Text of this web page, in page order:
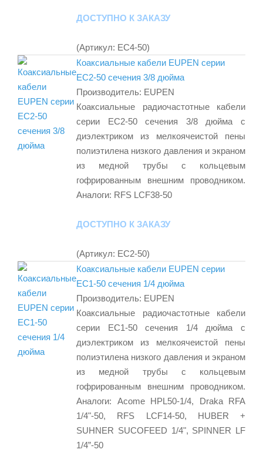
ДОСТУПНО К ЗАКАЗУ
(Артикул: EC4-50)
Коаксиальные кабели EUPEN серии
EC2-50 сечения 3/8 дюйма
Производитель: EUPEN
Коаксиальные радиочастотные кабели
серии EC2-50 сечения 3/8 дюйма с
диэлектриком из мелкоячеистой пены
полиэтилена низкого давления и экраном
из медной трубы с кольцевым
гофрированным внешним проводником.
Аналоги: RFS LCF38-50
ДОСТУПНО К ЗАКАЗУ
(Артикул: EC2-50)
Коаксиальные кабели EUPEN серии
EC1-50 сечения 1/4 дюйма
Производитель: EUPEN
Коаксиальные радиочастотные кабели
серии EC1-50 сечения 1/4 дюйма с
диэлектриком из мелкоячеистой пены
полиэтилена низкого давления и экраном
из медной трубы с кольцевым
гофрированным внешним проводником.
Аналоги: Acome HPL50-1/4, Draka RFA
1/4"-50, RFS LCF14-50, HUBER +
SUHNER SUCOFEED 1/4", SPINNER LF
1/4”-50